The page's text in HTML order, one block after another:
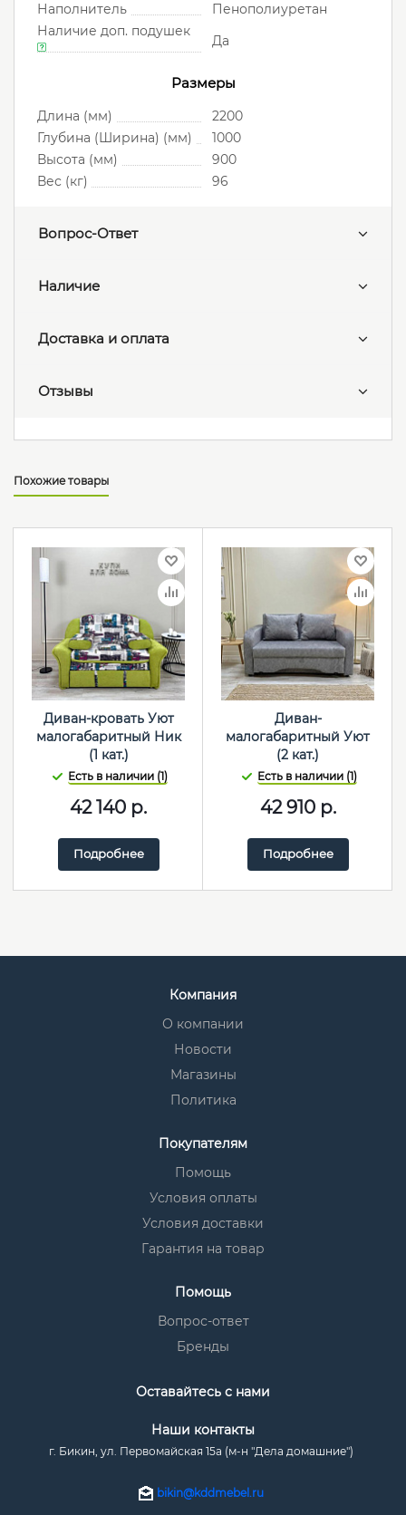
Наполнитель
Пенополиуретан
Наличие доп. подушек
Да
Размеры
Длина (мм)
2200
Глубина (Ширина) (мм)
1000
Высота (мм)
900
Вес (кг)
96
Вопрос-Ответ
Наличие
Доставка и оплата
Отзывы
Похожие товары
Диван-кровать Уют
малогабаритный Ник
(1 кат.)
Есть в наличии (1)
42 140 р.
Подробнее
Диван-
малогабаритный Уют
(2 кат.)
Есть в наличии (1)
42 910р.
Подробнее
Компания
О компании
Новости
Магазины
Политика
Покупателям
Помощь
Условия оплаты
Условия доставки
Гарантия на товар
Помощь
Вопрос-ответ
Бренды
Оставайтесь с нами
Наши контакты
г. Бикин, ул. Первомайская 15а (м-н "Дела домашние")
bikin@kddmebel.ru